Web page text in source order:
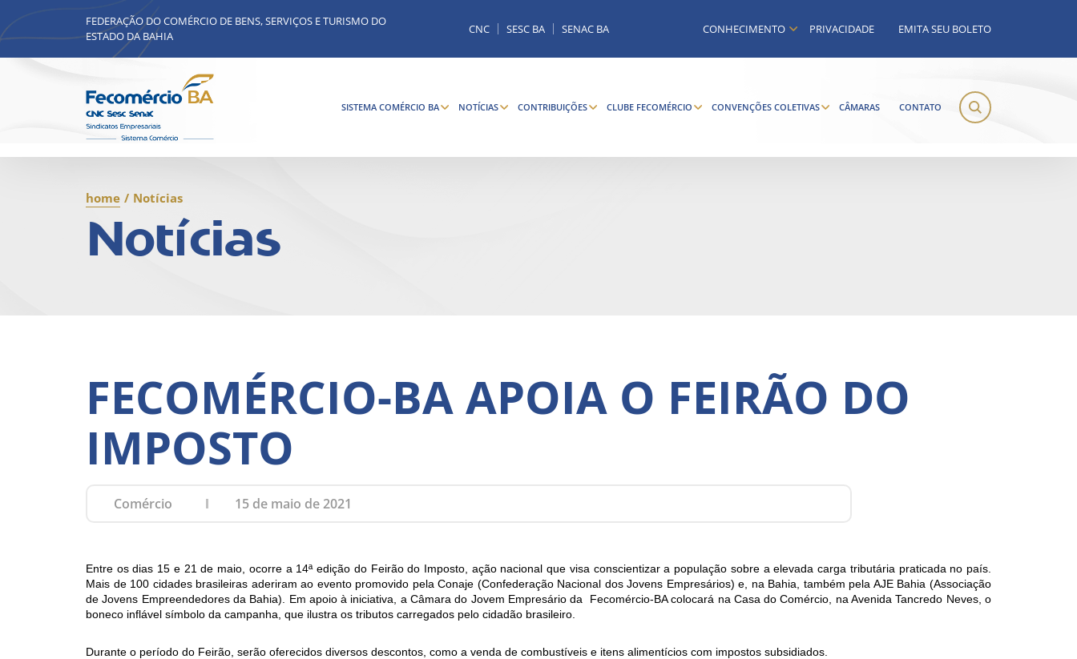
FEDERAÇÃO DO COMÉRCIO DE BENS, SERVIÇOS E TURISMO DO
ESTADO DA BAHIA
CNC SESC BA SENAC BA CONHECIMENTO PRIVACIDADE EMITA SEU BOLETO
SISTEMA COMÉRCIO BA NOTÍCIAS CONTRIBUIÇÕES CLUBE FECOMÉRCIO CONVENÇÕES COLETIVAS CÂMARAS CONTATO
home / Notícias
Notícias
FECOMÉRCIO-BA APOIA O FEIRÃO DO
IMPOSTO
Comércio 15 de maio de 2021
Entre os dias 15 e 21 de maio, ocorre a 14ª edição do Feirão do Imposto, ação nacional que visa conscientizar a população sobre a elevada carga tributária praticada no país.
Mais de 100 cidades brasileiras aderiram ao evento promovido pela Conaje (Confederação Nacional dos Jovens Empresários) e, na Bahia, também pela AJE Bahia (Associação
de Jovens Empreendedores da Bahia). Em apoio à iniciativa, a Câmara do Jovem Empresário da Fecomércio-BA colocará na Casa do Comércio, na Avenida Tancredo Neves, o
boneco inflável símbolo da campanha, que ilustra os tributos carregados pelo cidadão brasileiro.
Durante o período do Feirão, serão oferecidos diversos descontos, como a venda de combustíveis e itens alimentícios com impostos subsidiados.